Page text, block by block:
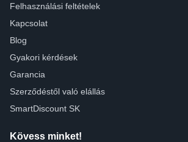
Felhasználási feltételek
Kapcsolat
Blog
Gyakori kérdések
Garancia
Szerződéstől való elállás
SmartDiscount SK
Kövess minket!